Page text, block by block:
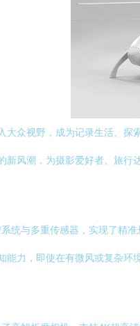
众视野，成为记录生活、
风潮，为摄影爱好者、旅行
统与多重传感器，实现了精
力，即使在有微风或复杂环